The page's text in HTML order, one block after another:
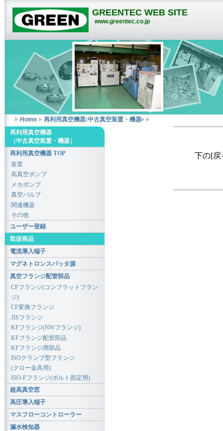
GREENTEC WEB SITE
www.greentec.co.jp
Home 再利用真空機器:中古真空装置・機器
下の[戻
再利用真空機器
（中古真空装置・機器）
再利用真空機器 TOP
装置
高真空ポンプ
メカポンプ
真空バルブ
関連機器
その他
ユーザー登録
取扱商品
電流導入端子
マグネトロンスパッタ源
真空フランジ配管部品
CFフランジ(コンフラットフラン
ジ)
CF変換フランジ
JISフランジ
KFフランジ(NWフランジ)
KFフランジ配管部品
KFフランジ用部品
ISOクランプ型フランジ
(クロー金具用)
ISO-Fフランジ(ボルト固定用)
超高真空窓
高圧導入端子
マスフローコントローラー
漏水検知器